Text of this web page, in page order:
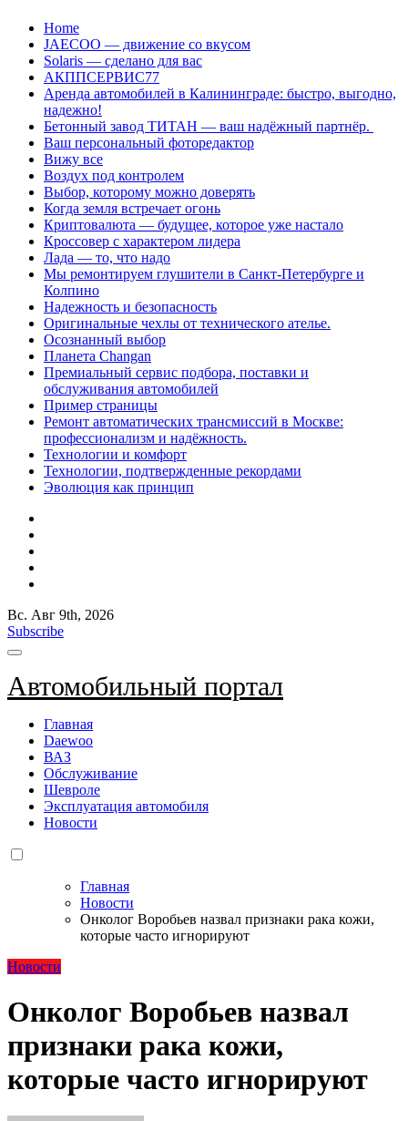
Перейти
содержанию
Home
JAECOO — движение со вкусом
Solaris — сделано для вас
АКППСЕРВИС77
Аренда автомобилей в Калининграде: быстро, выгодно,
надежно!
Бетонный завод ТИТАН — ваш надёжный партнёр.
Ваш персональный фоторедактор
Вижу все
Воздух под контролем
Выбор, которому можно доверять
Когда земля встречает огонь
Криптовалюта — будущее, которое уже настало
Кроссовер с характером лидера
Лада — то, что надо
Мы ремонтируем глушители в Санкт-Петербурге и
Колпино
Надежность и безопасность
Оригинальные чехлы от технического ателье.
Осознанный выбор
Планета Changan
Премиальный сервис подбора, поставки и
обслуживания автомобилей
Пример страницы
Ремонт автоматических трансмиссий в Москве:
профессионализм и надёжность.
Технологии и комфорт
Технологии, подтвержденные рекордами
Эволюция как принцип
Вс. Авг 9th, 2026
Subscribe
Автомобильный портал
Главная
Daewoo
ВАЗ
Обслуживание
Шевроле
Эксплуатация автомобиля
Новости
Главная
Новости
Онколог Воробьев назвал признаки рака кожи,
которые часто игнорируют
Новости
Онколог Воробьев назвал
признаки рака кожи,
которые часто игнорируют